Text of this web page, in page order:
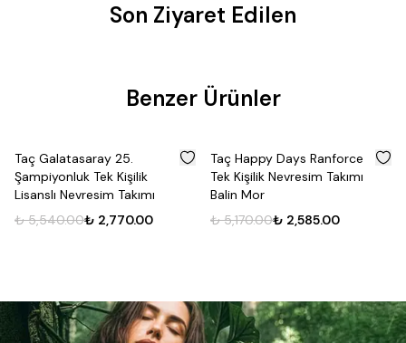
Son Ziyaret Edilen
Benzer Ürünler
50
Taç Galatasaray 25.
Şampiyonluk Tek Kişilik
Lisanslı Nevresim Takımı
₺ 5,540.00₺ 2,770.00
50
Taç Happy Days Ranforce
Tek Kişilik Nevresim Takımı
Balin Mor
₺ 5,170.00₺ 2,585.00